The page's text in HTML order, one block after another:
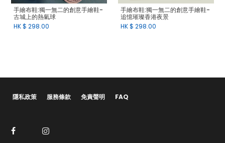
手繪布鞋:獨一無二的創意手繪鞋-
古城上的熱氣球
HK $ 298.00
手繪布鞋:獨一無二的創意手繪鞋-
追憶璀璨香港夜景
HK $ 298.00
隱私政策 服務條款 免責聲明 FAQ